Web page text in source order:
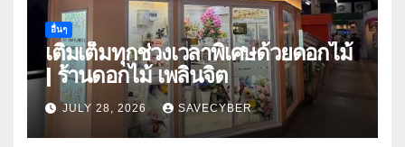
อื่นๆ
เติมเต็มทุกช่วงเวลาพิเศษด้วยดอกไม้
| ร้านดอกไม้ เพลินจิต
JULY 28, 2026 SAVECYBER